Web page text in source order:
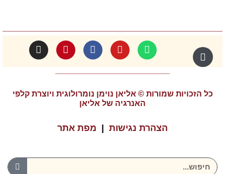
כל הזכויות שמורות © אליאן נוימן נומרולוגית ויוצרת קלפי
האנרגיה של אליאן
הצהרת נגישות | מפת אתר